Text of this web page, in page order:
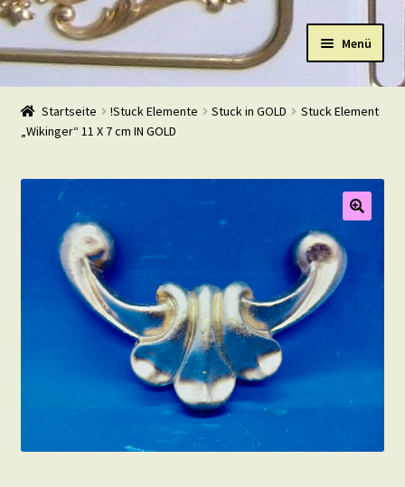
Navigation
Zum
Inhalt
Menü
Start
Shop
Warenkorb
Mein Konto
Startseite !Stuck Elemente Stuck in GOLD
Stuck Element
„Wikinger“ 11 X 7 cm IN GOLD